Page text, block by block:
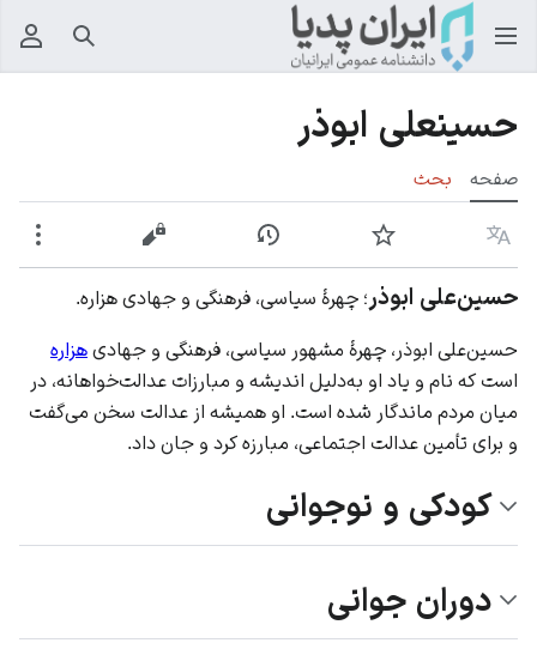
جستجو
حسینعلی ابوذر
صفحه بحث
زبان پیگیری نمایش تاریخچهنمایش مبدأ
حسین‌علی ابوذر ؛ چهرۀ سیاسی، فرهنگی و جهادی هزاره.
حسین‌علی ابوذر، چهرۀ مشهور سیاسی، فرهنگی و جهادی هزاره
است که نام و یاد او به‌دلیل اندیشه و مبارزات عدالت‌خواهانه، در
میان مردم ماندگار شده است. او همیشه از عدالت سخن می‌گفت
و برای تأمین عدالت اجتماعی، مبارزه کرد و جان داد.
کودکی و نوجوانی
دوران جوانی